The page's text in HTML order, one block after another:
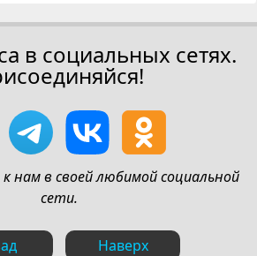
в социальных сетях.
нам в своей любимой социальной
сети.
Наверх